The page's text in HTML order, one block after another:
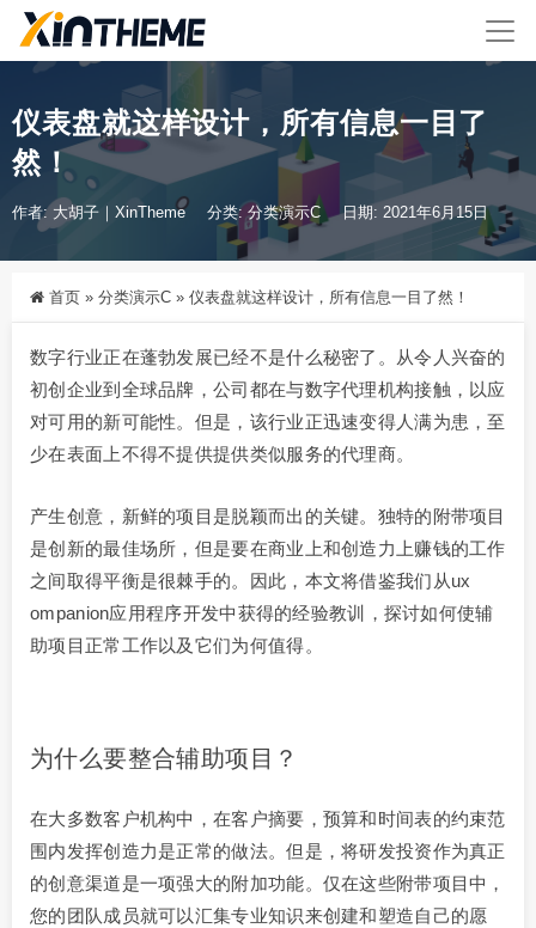
仪表盘就这样设计，所有信息一目了
然！
作者: 大胡子｜XinTheme 分类:分类演示C 日期: 2021年6月15日
首页 » 分类演示C » 仪表盘就这样设计，所有信息一目了然！
数字行业正在蓬勃发展已经不是什么秘密了。从令人兴奋的
初创企业到全球品牌，公司都在与数字代理机构接触，以应
对可用的新可能性。但是，该行业正迅速变得人满为患，至
少在表面上不得不提供提供类似服务的代理商。
产生创意，新鲜的项目是脱颖而出的关键。独特的附带项目
是创新的最佳场所，但是要在商业上和创造力上赚钱的工作
之间取得平衡是很棘手的。因此，本文将借鉴我们从ux
ompanion应用程序开发中获得的经验教训，探讨如何使辅
助项目正常工作以及它们为何值得。
为什么要整合辅助项目？
在大多数客户机构中，在客户摘要，预算和时间表的约束范
围内发挥创造力是正常的做法。但是，将研发投资作为真正
的创意渠道是一项强大的附加功能。仅在这些附带项目中，
您的团队成员就可以汇集专业知识来创建和塑造自己的愿